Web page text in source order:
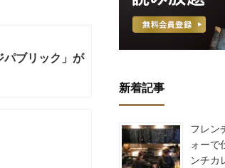
ブリック」が
新着記事
フレン
ォーで
ンチカ